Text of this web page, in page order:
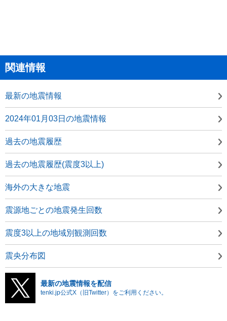
関連情報
最新の地震情報
2024年01月03日の地震情報
過去の地震履歴
過去の地震履歴(震度3以上)
海外の大きな地震
震源地ごとの地震発生回数
震度3以上の地域別観測回数
震央分布図
最新の地震情報を配信
tenki.jp公式X（旧Twitter）をご利用ください。